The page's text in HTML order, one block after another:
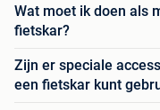
Wat moet ik doen als
fietskar?
Zijn er speciale
een fietskar kunt